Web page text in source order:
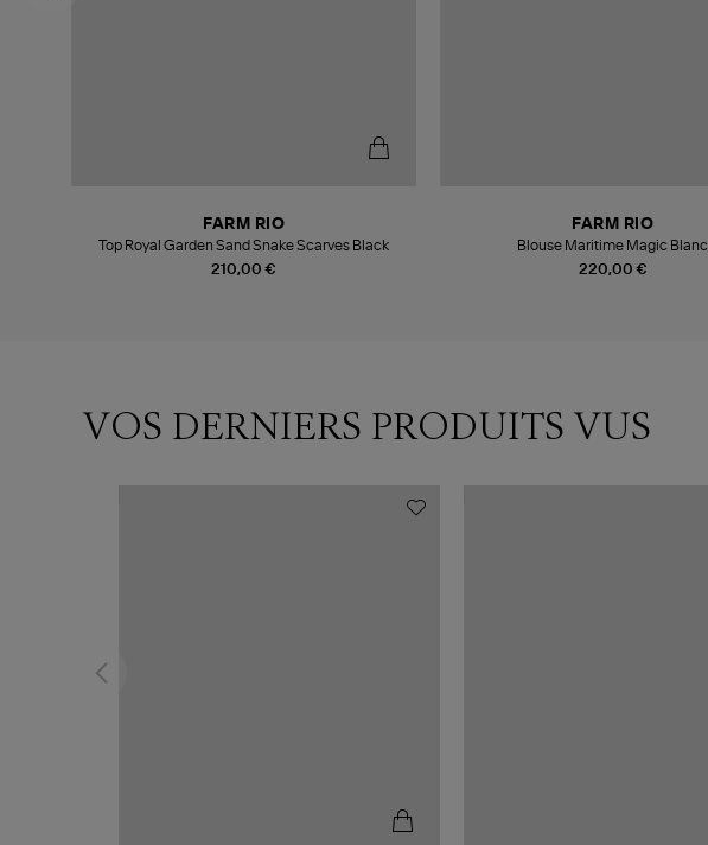
210,00 €
FARM RIO
Top Royal Garden Sand Snake Scarves Black
220,00 €
FARM RIO
Blouse Maritime Magic Blanc
VOS DERNIERS PRODUITS VUS